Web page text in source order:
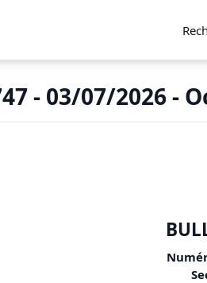
- 03/07/2026 -